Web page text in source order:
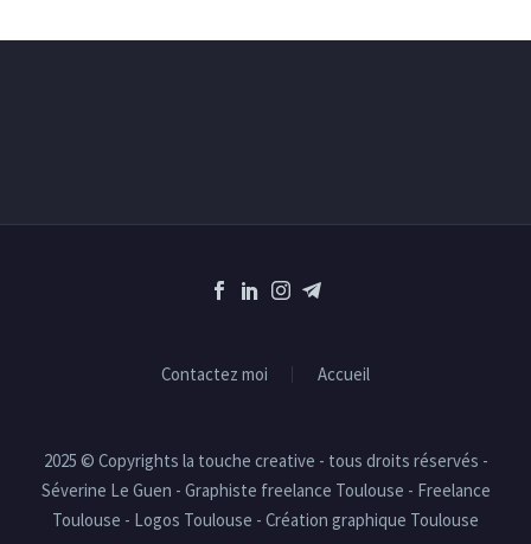
Contactez moi Accueil
2025 © Copyrights la touche creative - tous droits réservés -
Séverine Le Guen - Graphiste freelance Toulouse - Freelance
Toulouse - Logos Toulouse - Création graphique Toulouse